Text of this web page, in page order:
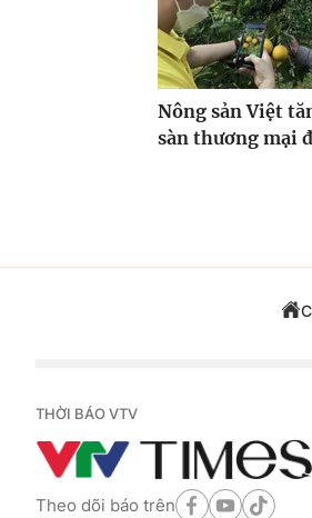
Nông sản Việt
sàn thương mại
THỜI BÁO VTV
Theo dõi báo trên